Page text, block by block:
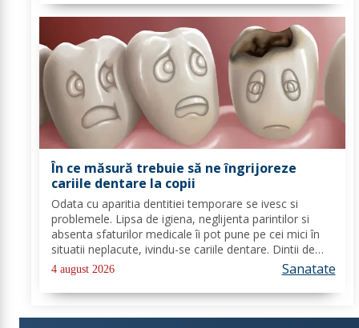
În ce măsură trebuie să ne îngrijoreze
cariile dentare la copii
Odata cu aparitia dentitiei temporare se ivesc si
problemele. Lipsa de igiena, neglijenta parintilor si
absenta sfaturilor medicale îi pot pune pe cei mici în
situatii neplacute, ivindu-se cariile dentare. Dintii de
lapte se pot caria asemenea celor permanenti,
diferenta mare este ca structura...
4 august 2026 Sanatate